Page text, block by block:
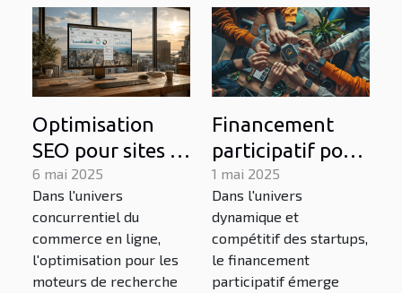
Optimisation
SEO pour sites e-
commerce :
techniques et
stratégies
6 mai 2025
Dans l'univers
concurrentiel du
commerce en ligne,
l'optimisation pour les
moteurs de recherche
Financement
participatif pour
les startups
tactiques pour
une campagne
de
crowdfunding
1 mai 2025
Dans l'univers
dynamique et
compétitif des startups,
le financement
participatif émerge